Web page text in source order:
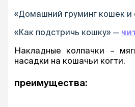
«Домашний груминг кошек и
«Как подстричь кошку» —
Накладные колпачки –
насадки на кошачьи когти.
преимущества: